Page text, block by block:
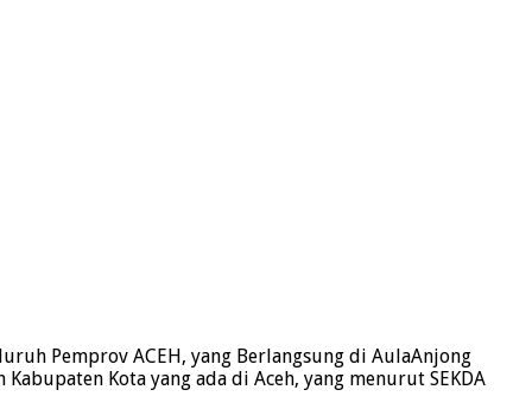
Pemprov ACEH, yang Berlangsung di AulaAnjong
Kota yang ada di Aceh, yang menurut SEKDA